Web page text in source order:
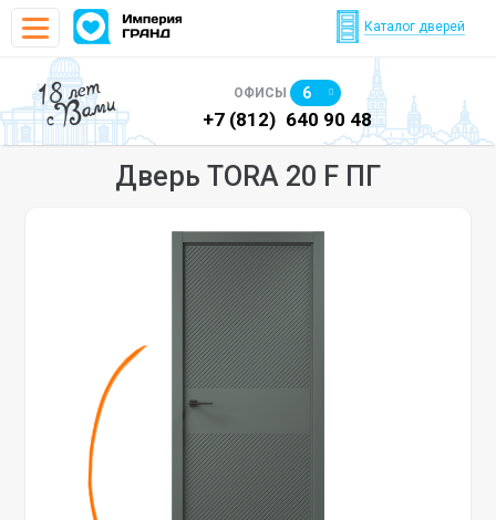
Каталог дверей
18 лет
с Вами ОФИСЫ 6
640 90 48 +7 (812) 640 90 48
Дверь TORA 20 F ПГ